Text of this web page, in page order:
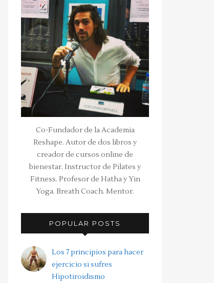
Co-Fundador de la Academia
Reshape. Autor de dos libros y
creador de cursos online de
bienestar. Instructor de Pilates y
Fitness. Profesor de Hatha y Yin
Yoga. Breath Coach. Mentor.
POPULAR POSTS
Los 7 principios para hacer
ejercicio si sufres
Hipotiroidismo